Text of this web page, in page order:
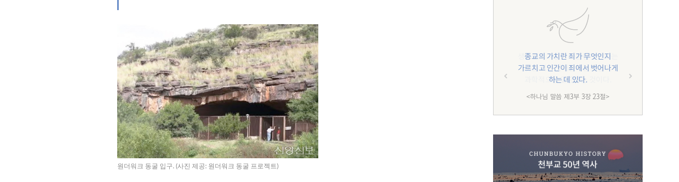
원더워크 동굴 입구. (사진 제공: 원더워크 동굴 프로젝트)
종교의 가치란 죄가 무엇인지
가르치고 인간이 죄에서 벗어나게
하는 데 있다.
<하나님 말씀 제3부 3장 23절>